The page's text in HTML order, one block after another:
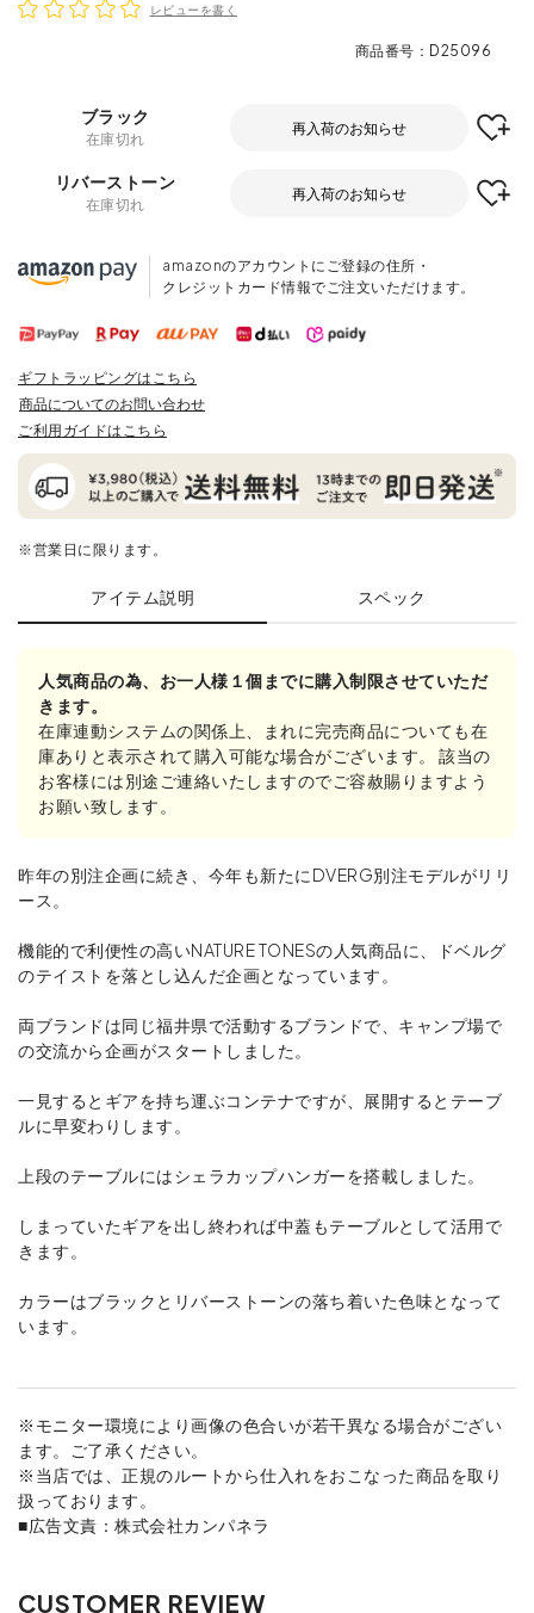
レビューを書く
商品番号 D25096
ブラック
在庫切れ
再入荷のお知らせ
リバーストーン
在庫切れ
再入荷のお知らせ
amazonのアカウントにご登録の住所・
クレジットカード情報でご注文いただけます。
ギフトラッピングはこちら
商品についてのお問い合わせ
ご利用ガイドはこちら
※営業日に限ります。
アイテム説明 スペック
人気商品の為、お一人様１個までに購入制限させていただ
きます。
在庫連動システムの関係上、まれに完売商品についても在
庫ありと表示されて購入可能な場合がございます。 該当の
お客様には別途ご連絡いたしますのでご容赦賜りますよう
お願い致します。
昨年の別注企画に続き、今年も新たにDVERG別注モデルがリリ
ース。
機能的で利便性の高いNATURE TONESの人気商品に、ドベルグ
のテイストを落とし込んだ企画となっています。
両ブランドは同じ福井県で活動するブランドで、キャンプ場で
の交流から企画がスタートしました。
一見するとギアを持ち運ぶコンテナですが、展開するとテーブ
ルに早変わりします。
上段のテーブルにはシェラカップハンガーを搭載しました。
しまっていたギアを出し終われば中蓋もテーブルとして活用で
きます。
カラーはブラックとリバーストーンの落ち着いた色味となって
います。
※モニター環境により画像の色合いが若干異なる場合がござい
ます。ご了承ください。
※当店では、正規のルートから仕入れをおこなった商品を取り
扱っております。
■広告文責：株式会社カンパネラ